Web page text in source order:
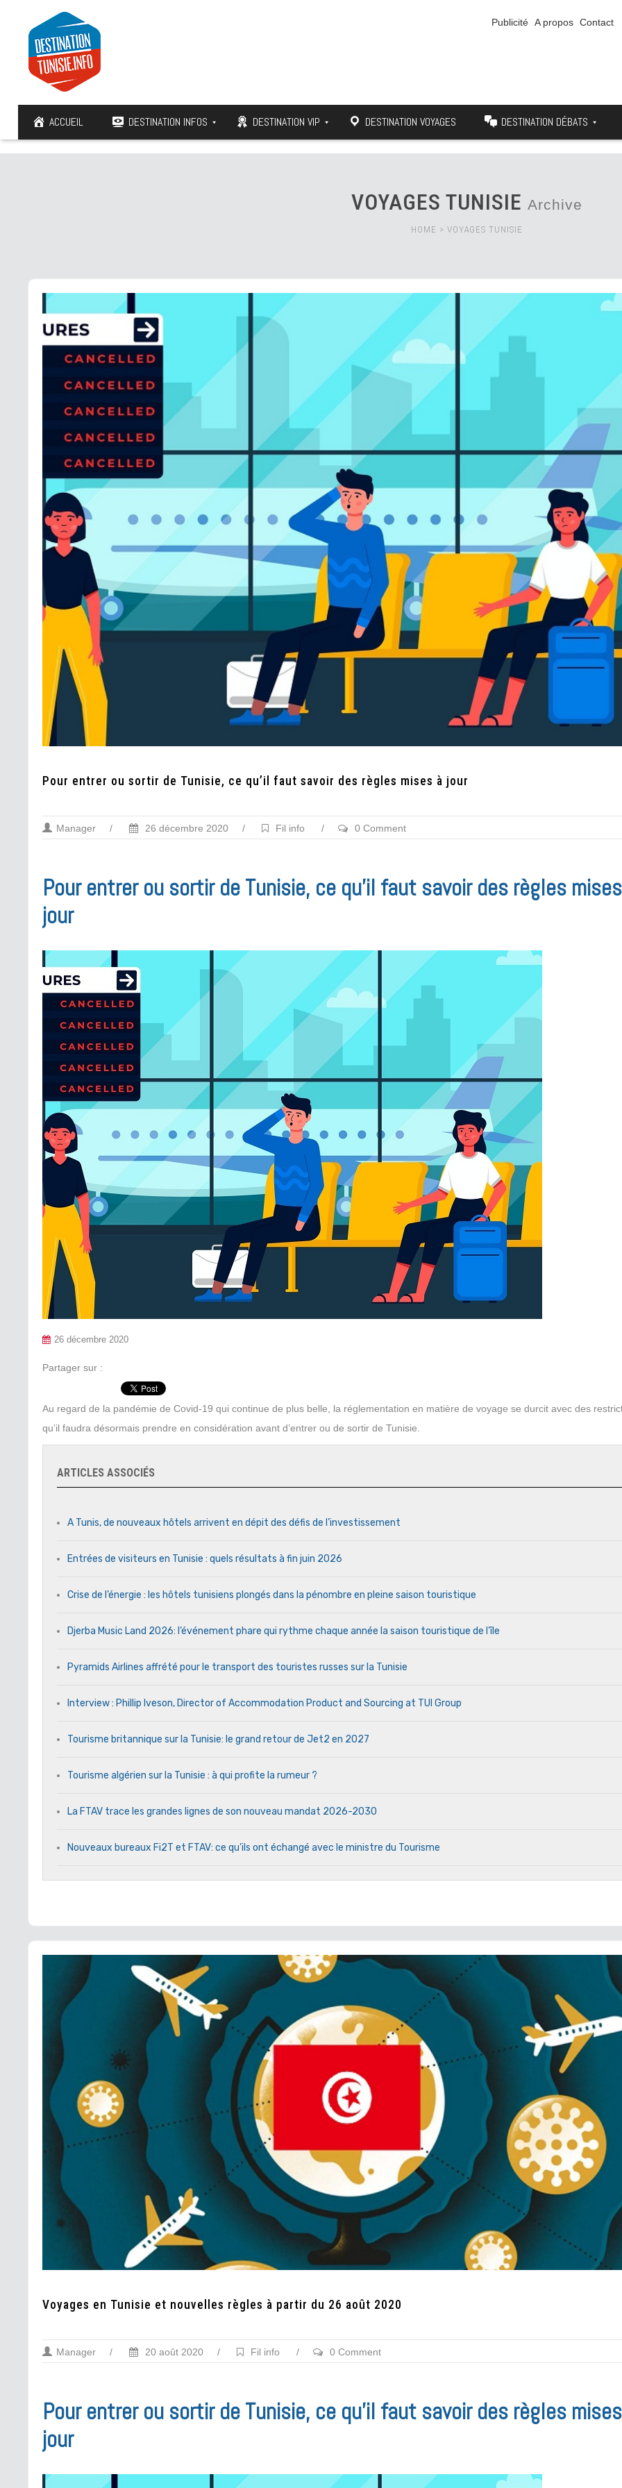
Publicité A propos Contact
ACCUEIL DESTINATION INFOS DESTINATION VIP DESTINATION VOYAGES DESTINATION DÉBATS
VOYAGES TUNISIE Archive
HOME > VOYAGES TUNISIE
Pour entrer ou sortir de Tunisie, ce qu’il faut savoir des règles mises à jour
Manager / 26 décembre 2020 / Fil info / 0 Comment
Pour entrer ou sortir de Tunisie, ce qu’il faut savoir des règles
jour
26 décembre 2020
Partager sur :
Au regard de la pandémie de Covid-19 qui continue de plus belle, la réglementation en matière de voyage se durcit avec des
qu’il faudra désormais prendre en considération avant d’entrer ou de sortir de Tunisie.
ARTICLES ASSOCIÉS
A Tunis, de nouveaux hôtels arrivent en dépit des défis de l’investissement
Entrées de visiteurs en Tunisie : quels résultats à fin juin 2026
Crise de l’énergie : les hôtels tunisiens plongés dans la pénombre en pleine saison touristique
Djerba Music Land 2026: l’événement phare qui rythme chaque année la saison touristique de l’île
Pyramids Airlines affrété pour le transport des touristes russes sur la Tunisie
Interview : Phillip Iveson, Director of Accommodation Product and Sourcing at TUI Group
Tourisme britannique sur la Tunisie: le grand retour de Jet2 en 2027
Tourisme algérien sur la Tunisie : à qui profite la rumeur ?
La FTAV trace les grandes lignes de son nouveau mandat 2026-2030
Nouveaux bureaux Fi2T et FTAV: ce qu’ils ont échangé avec le ministre du Tourisme
Voyages en Tunisie et nouvelles règles à partir du 26 août 2020
Manager / 20 août 2020 / Fil info / 0 Comment
Pour entrer ou sortir de Tunisie, ce qu’il faut savoir des règles
jour